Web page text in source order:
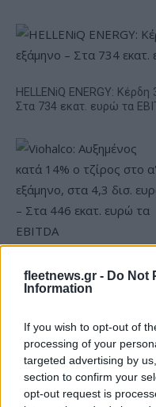
fleetnews.gr - Do Not
Information
If you wish to opt-out of
processing of your
targeted advertising by
section to confirm your
opt-out request is
HELLENiQ ENERGY:
Στα 734 εκατ. ευρώ τα
Viohalco: Αυξημένος κατά
14% ο τζίρος στο α'
εξάμηνο, στα 4,3 δισ. ευρώ
EBITDA